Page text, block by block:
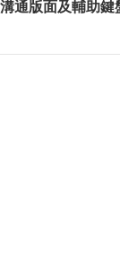
通版面及輔助